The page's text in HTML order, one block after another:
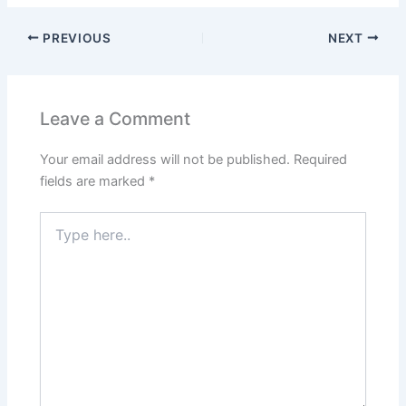
PREVIOUS NEXT
Leave a Comment
Your email address will not be published. Required
fields are marked *
here..